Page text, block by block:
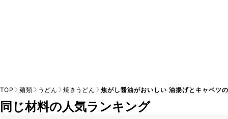
TOP 麺類 うどん 焼きうどん 焦がし醤油がおいしい 油揚げとキャベツ
同じ材料の人気ランキング